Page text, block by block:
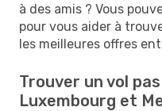
à des amis ? Vous
pour vous aider à
les meilleures offres
Trouver un vol
Luxembourg et